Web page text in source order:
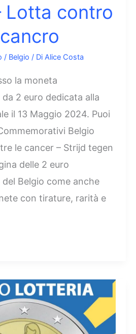
Lotta contro
/ Belgio / Di Alice Costa
la moneta
2 euro dedicata alla
il 13 Maggio 2024. Puoi
Belgio
le cancer – Strijd tegen
delle 2 euro
Belgio come anche
con tirature, rarità e